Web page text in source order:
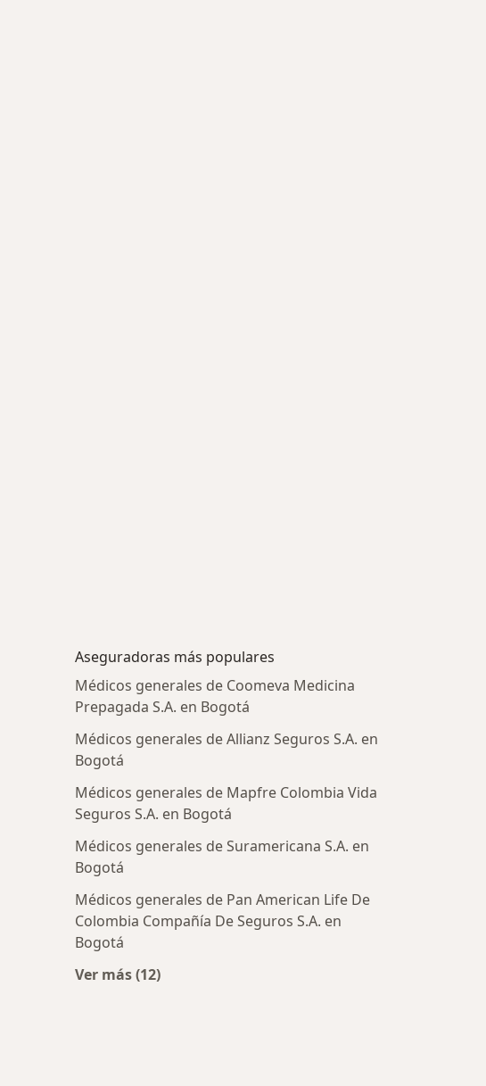
más tratadas
Aseguradoras más populares
Médicos generales de Coomeva Medicina
Prepagada S.A. en Bogotá
Médicos generales de Allianz Seguros S.A. en
Bogotá
Médicos generales de Mapfre Colombia Vida
Seguros S.A. en Bogotá
Médicos generales de Suramericana S.A. en
Bogotá
Médicos generales de Pan American Life De
Colombia Compañía De Seguros S.A. en
Bogotá
Ver más (12)